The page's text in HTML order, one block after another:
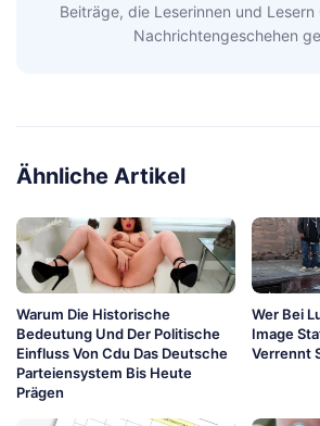
Beiträge, die Leserinnen und Lesern
Nachrichtengeschehen
Ähnliche Artikel
Warum Die Historische
Bedeutung Und Der Politische
Einfluss Von Cdu Das Deutsche
Parteiensystem Bis Heute
Prägen
Wer Bei
Image
Verrennt